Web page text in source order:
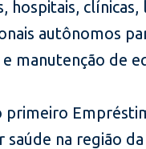
hospitais,
autônomos
manutenção de
primeiro
saúde na região